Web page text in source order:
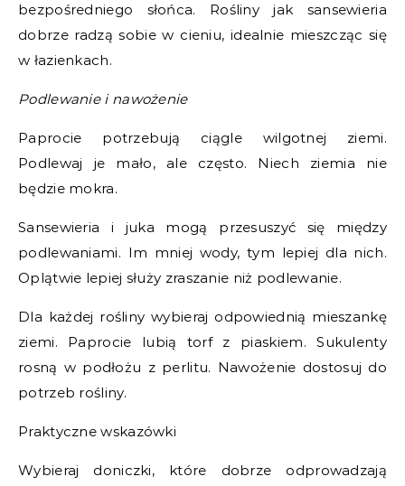
bezpośredniego słońca. Rośliny jak sansewieria
dobrze radzą sobie w cieniu, idealnie mieszcząc się
w łazienkach.
Podlewanie i nawożenie
Paprocie potrzebują ciągle wilgotnej ziemi.
Podlewaj je mało, ale często. Niech ziemia nie
będzie mokra.
Sansewieria i juka mogą przesuszyć się między
podlewaniami. Im mniej wody, tym lepiej dla nich.
Oplątwie lepiej służy zraszanie niż podlewanie.
Dla każdej rośliny wybieraj odpowiednią mieszankę
ziemi. Paprocie lubią torf z piaskiem. Sukulenty
rosną w podłożu z perlitu. Nawożenie dostosuj do
potrzeb rośliny.
Praktyczne wskazówki
Wybieraj doniczki, które dobrze odprowadzają